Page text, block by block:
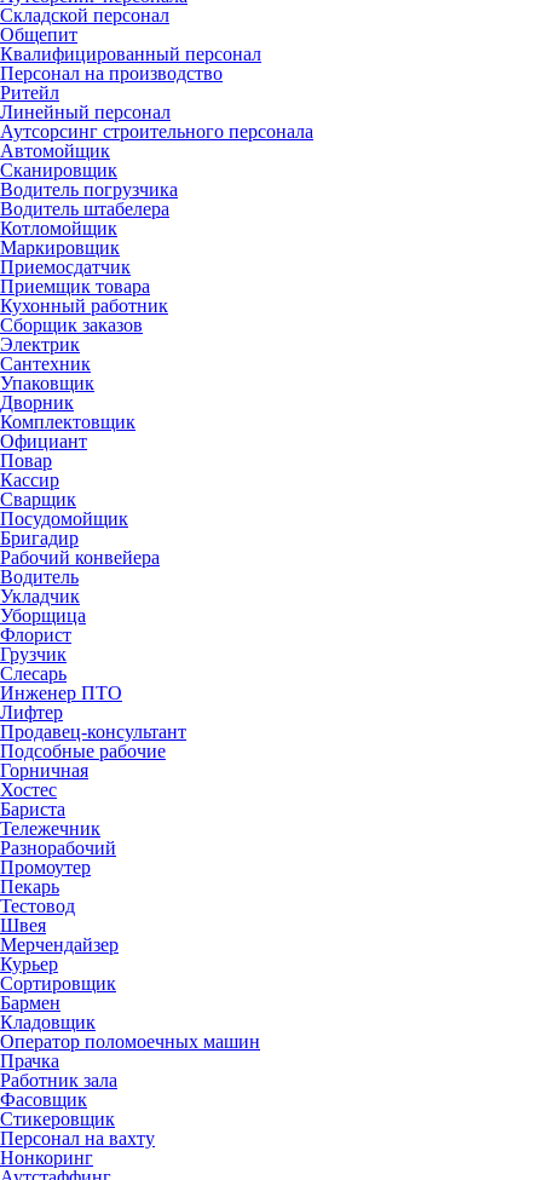
Складской персонал
Общепит
Квалифицированный персонал
Персонал на производство
Ритейл
Линейный персонал
Аутсорсинг строительного персонала
Автомойщик
Сканировщик
Водитель погрузчика
Водитель штабелера
Котломойщик
Маркировщик
Приемосдатчик
Приемщик товара
Кухонный работник
Сборщик заказов
Электрик
Сантехник
Упаковщик
Дворник
Комплектовщик
Официант
Повар
Кассир
Сварщик
Посудомойщик
Бригадир
Рабочий конвейера
Водитель
Укладчик
Уборщица
Флорист
Грузчик
Слесарь
Инженер ПТО
Лифтер
Продавец-консультант
Подсобные рабочие
Горничная
Хостес
Бариста
Тележечник
Разнорабочий
Промоутер
Пекарь
Тестовод
Швея
Мерчендайзер
Курьер
Сортировщик
Бармен
Кладовщик
Оператор поломоечных машин
Прачка
Работник зала
Фасовщик
Стикеровщик
Персонал на вахту
Нонкоринг